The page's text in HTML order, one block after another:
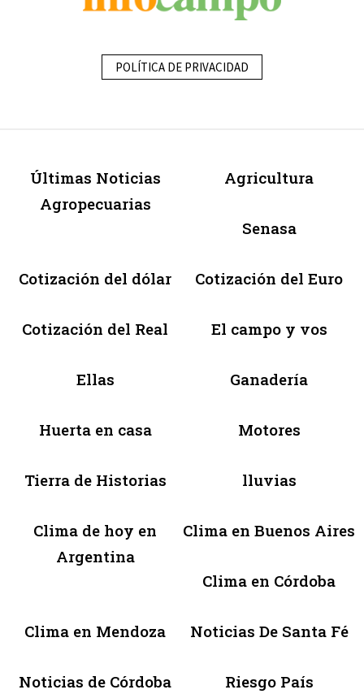
POLÍTICA DE PRIVACIDAD
Últimas Noticias
Agropecuarias
Agricultura
Senasa
Cotización del dólar Cotización del Euro
Cotización del Real El campo y vos
Ellas Ganadería
Huerta en casa Motores
Tierra de Historias lluvias
Clima de hoy en
Argentina
Clima en Buenos Aires
Clima en Córdoba
Clima en Mendoza Noticias De Santa Fé
Noticias de Córdoba Riesgo País